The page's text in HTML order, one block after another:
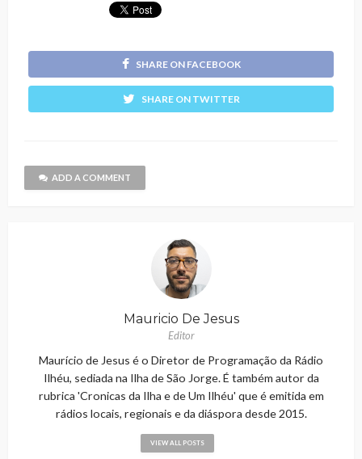
SHARE ON FACEBOOK
SHARE ON TWITTER
ADD A COMMENT
Mauricio De Jesus
Editor
Maurício de Jesus é o Diretor de Programação da Rádio
Ilhéu, sediada na Ilha de São Jorge. É também autor da
rubrica 'Cronicas da Ilha e de Um Ilhéu' que é emitida em
rádios locais, regionais e da diáspora desde 2015.
VIEW ALL POSTS